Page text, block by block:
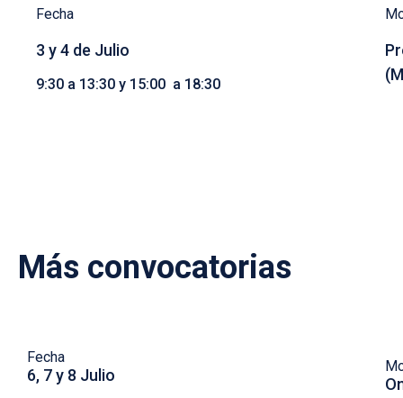
Fecha
3 y 4 de Julio
9:30 a 13:30 y 15:00 a 18:30
Más convocatorias
Fecha
6, 7 y 8 Julio